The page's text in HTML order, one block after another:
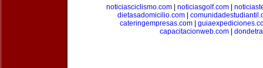
noticiasciclismo.com
noticiasgolf.com
dietasadomicilio.com
cateringempresas.com|
capacitacionweb.com|